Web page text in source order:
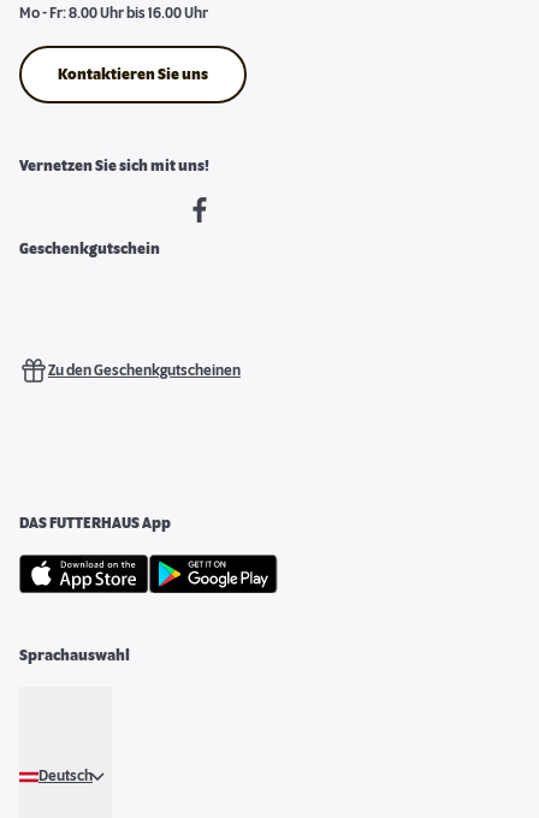
Mo - Fr: 8.00 Uhr bis 16.00 Uhr
Kontaktieren Sie uns
Vernetzen Sie sich mit uns!
Geschenkgutschein
Zu den Geschenkgutscheinen
DAS FUTTERHAUS App
Sprachauswahl
Deutsch